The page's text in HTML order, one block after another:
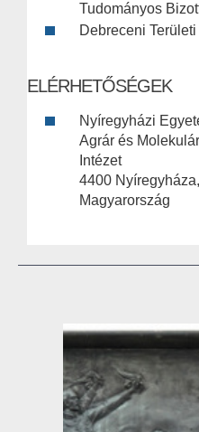
Tudományos
Debreceni
ELÉRHETŐSÉGEK
Nyíregyházi
Agrár és
Intézet
4400
Magyarország